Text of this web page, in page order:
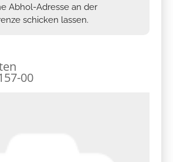
Abhol-Adresse an der
schicken lassen.
00